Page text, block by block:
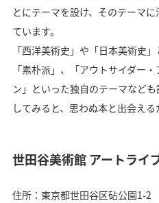
とにテーマを設け、そのテーマ
ています。
「西洋美術史」や「日本美術史
「素朴派」、「アウトサイダー
ン」といった独自のテーマなど
してみると、思わぬ本と出会える
世田谷美術館 アートライ
住所：東京都世田谷区砧公園1-2